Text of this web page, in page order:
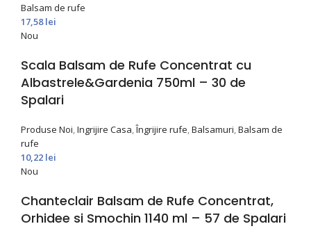
Balsam de rufe
17,58lei
Nou
Scala Balsam de Rufe Concentrat cu
Albastrele&Gardenia 750ml – 30 de
Spalari
Produse Noi Ingrijire Casa ,Îngrijire rufe Balsamuri Balsam de
rufe
10,22 lei
Nou
Chanteclair Balsam de Rufe Concentrat,
Orhidee si Smochin 1140 ml – 57 de Spalari